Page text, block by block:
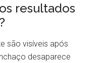
resultados
são visíveis após
desaparece